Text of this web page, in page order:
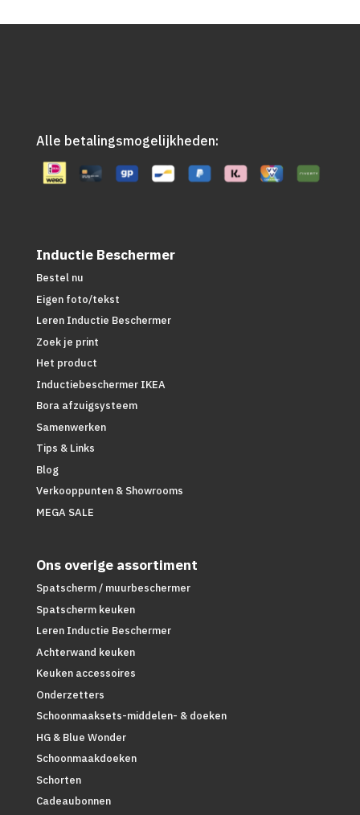
Alle betalingsmogelijkheden:
Inductie Beschermer
Bestel nu
Eigen foto/tekst
Leren Inductie Beschermer
Zoek je print
Het product
Inductiebeschermer IKEA
Bora afzuigsysteem
Samenwerken
Tips & Links
Blog
Verkooppunten & Showrooms
MEGA SALE
Ons overige assortiment
Spatscherm / muurbeschermer
Spatscherm keuken
Leren Inductie Beschermer
Achterwand keuken
Keuken accessoires
Onderzetters
Schoonmaaksets-middelen- & doeken
HG & Blue Wonder
Schoonmaakdoeken
Schorten
Cadeaubonnen